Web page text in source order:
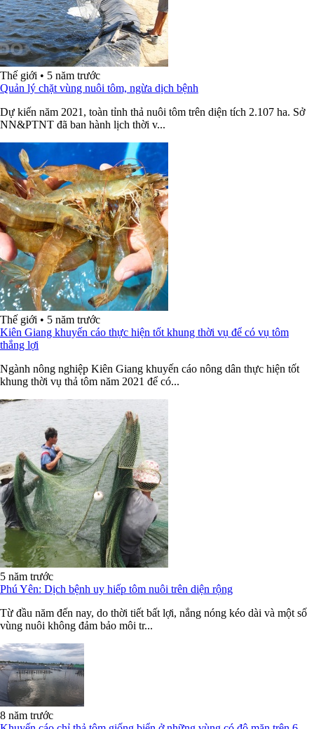
Thế giới • 5 năm trước
Quản lý chặt vùng nuôi tôm, ngừa dịch bệnh
Dự kiến năm 2021, toàn tỉnh thả nuôi tôm trên diện tích 2.107 ha. Sở
NN&PTNT đã ban hành lịch thời v...
Thế giới • 5 năm trước
Kiên Giang khuyến cáo thực hiện tốt khung thời vụ để có vụ tôm
thắng lợi
Ngành nông nghiệp Kiên Giang khuyến cáo nông dân thực hiện tốt
khung thời vụ thả tôm năm 2021 để có...
5 năm trước
Phú Yên: Dịch bệnh uy hiếp tôm nuôi trên diện rộng
Từ đầu năm đến nay, do thời tiết bất lợi, nắng nóng kéo dài và một số
vùng nuôi không đảm bảo môi tr...
8 năm trước